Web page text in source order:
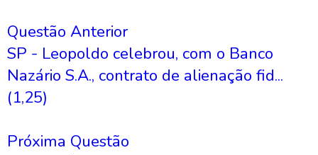
Questão Anterior
SP - Leopoldo celebrou, com o Banco
Nazário S.A., contrato de alienação fid...
(1,25)
Próxima Questão